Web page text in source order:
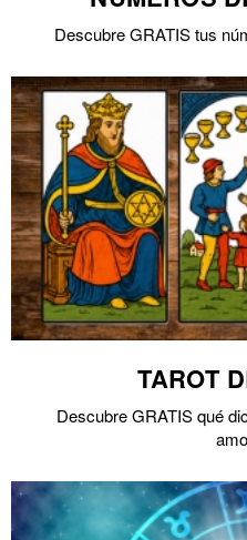
Descubre GRATIS tus
TAROT
Descubre GRATIS qué